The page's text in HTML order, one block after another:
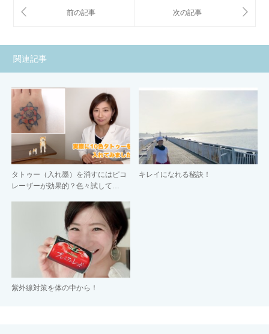
関連記事
タトゥー（入れ墨）を消すにはピコ
レーザーが効果的？色々試して…
キレイになれる秘訣！
紫外線対策を体の中から！